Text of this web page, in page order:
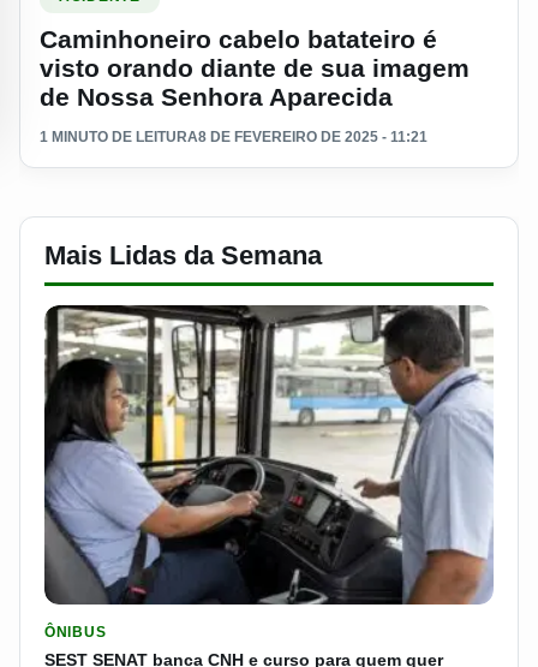
Caminhoneiro cabelo batateiro é
visto orando diante de sua imagem
de Nossa Senhora Aparecida
1 MINUTO DE LEITURA8 DE FEVEREIRO DE 2025 - 11:21
Mais Lidas da Semana
ÔNIBUS
SEST SENAT banca CNH e curso para quem quer